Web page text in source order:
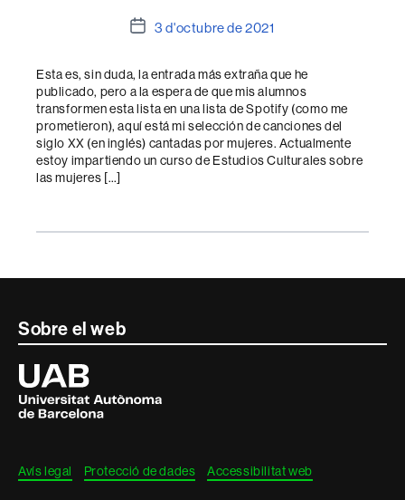
Data
l'entrada
3 d'octubre de 2021
Esta es, sin duda, la entrada más extraña que he
publicado, pero a la espera de que mis alumnos
transformen esta lista en una lista de Spotify (como me
prometieron), aquí está mi selección de canciones del
siglo XX (en inglés) cantadas por mujeres. Actualmente
estoy impartiendo un curso de Estudios Culturales sobre
las mujeres […]
Contacte
informació
legal
Sobre el web
Universitat
Autònoma
de
Barcelona
Avís legal Protecció de dades Accessibilitat web